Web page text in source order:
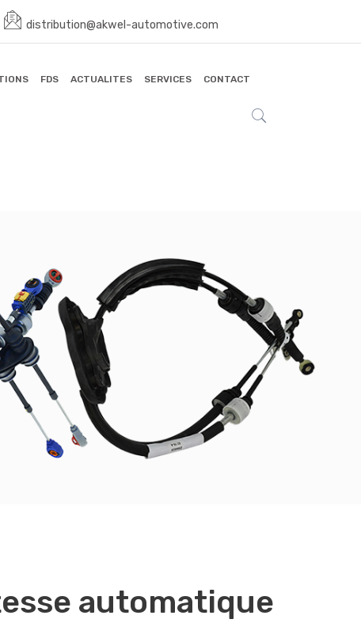
distribution@akwel-automotive.com
FDS ACTUALITES SERVICES CONTACT
automatique